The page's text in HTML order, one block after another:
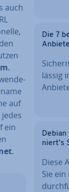
auch
auf
ein
.
Die 7
läs­sig
niert’s
Diese
Sie